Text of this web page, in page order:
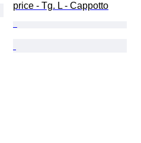
price - Tg. L - Cappotto